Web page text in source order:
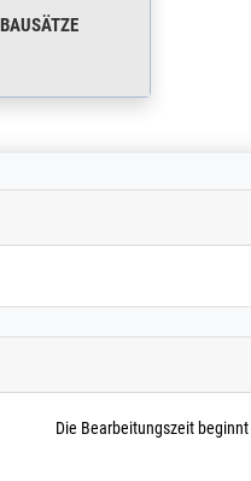
Die Bearbeitungszeit beginnt